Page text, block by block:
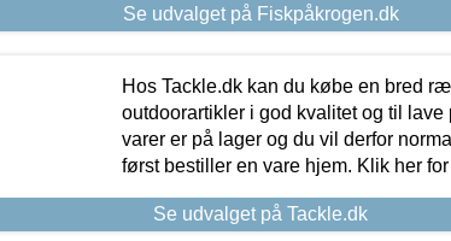
Se udvalget på Fiskpåkrogen.dk
Hos Tackle.dk kan du købe en bred
outdoorartikler i god kvalitet og til lave
varer er på lager og du vil derfor
først bestiller en vare hjem. Klik her
Se udvalget på Tackle.dk